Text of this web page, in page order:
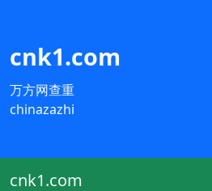
cnk1.com
万方网查重
chinazazhi
cnk1.com